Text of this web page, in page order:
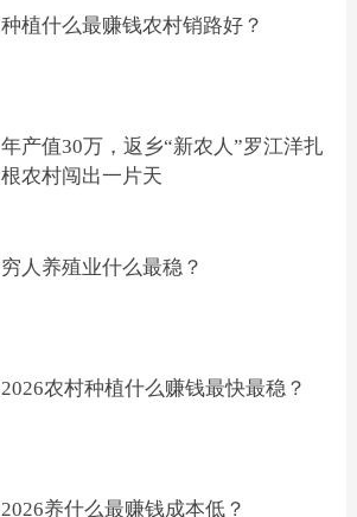
种植什么最赚钱农村销路好？
年产值30万，返乡“新农人”罗江洋扎
根农村闯出一片天
穷人养殖业什么最稳？
2026农村种植什么赚钱最快最稳？
2026养什么最赚钱成本低？